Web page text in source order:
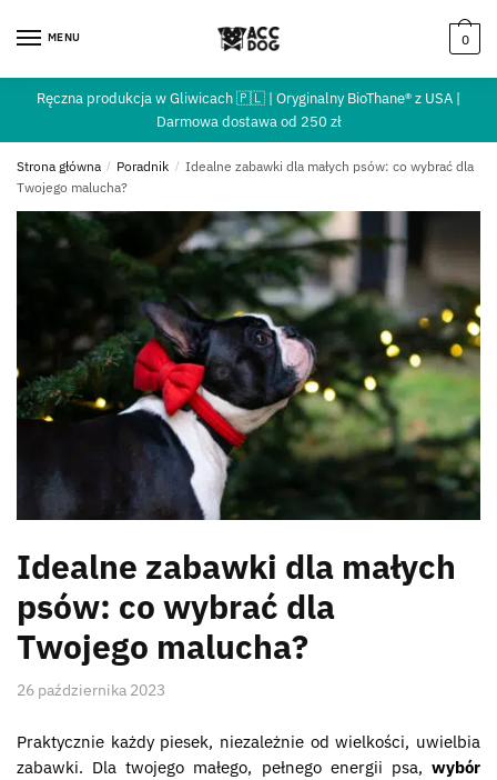
MENU 0
Ręczna produkcja w Gliwicach 🇵🇱 | Oryginalny BioThane® z USA |
Darmowa dostawa od 250 zł
Strona główna / Poradnik / Idealne zabawki dla małych psów: co wybrać dla
Twojego malucha?
Idealne zabawki dla małych
psów: co wybrać dla
Twojego malucha?
26 października 2023
Praktycznie każdy piesek, niezależnie od wielkości, uwielbia
zabawki. Dla twojego małego, pełnego energii psa, wybór